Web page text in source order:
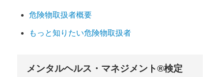
危険物取扱者概要
もっと知りたい危険物取扱者
メンタルヘルス・マネジメント®検定